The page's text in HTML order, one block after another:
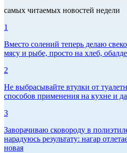
самых читаемых новостей недели
1
Вместо солений теперь делаю
мясу и рыбе, просто на хлеб,
2
Не выбрасывайте втулки от
способов применения на кухне и
3
Заворачиваю сковороду в
нарадуюсь результату: нагар
новая